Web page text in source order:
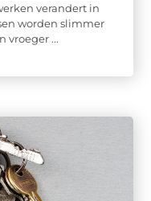
verandert in
worden slimmer
vroeger ...